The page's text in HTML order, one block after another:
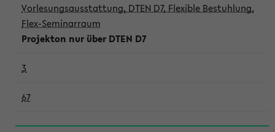
Vorlesungsausstattung, DTEN D7, Flexible Bestuhlung,
Flex-Seminarraum
Projekton nur über DTEN D7
3
67